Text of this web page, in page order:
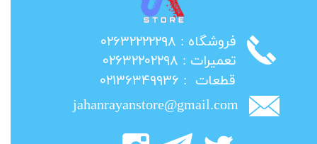
​فروشگاه : ۰۲۶۳۲۲۲۲۲۹۸
​تعمیرات : ۰۲۶۳۲۲۰۲۲۹۸
​قطعات : ۰۲۱۳۶۳۴۹۹۳۶
jahanrayanstore@gmail.com